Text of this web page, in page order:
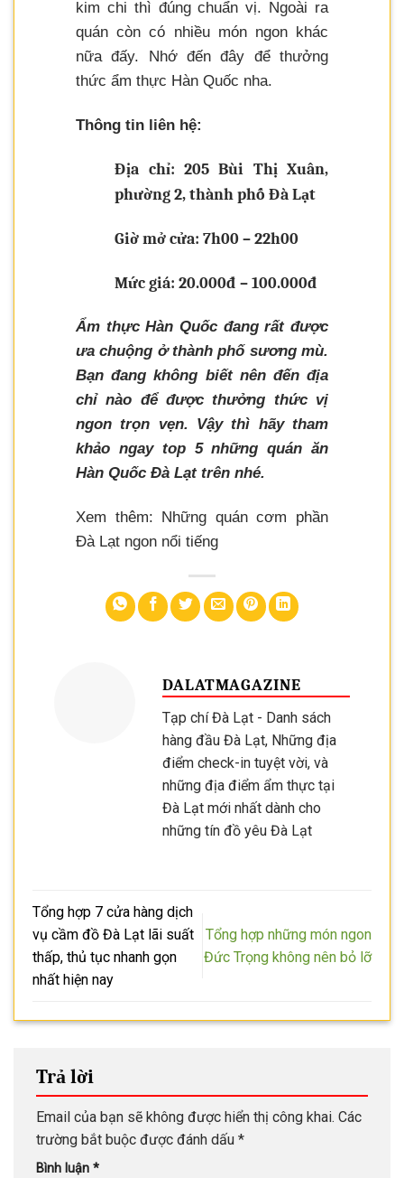
kim chi thì đúng chuẩn vị. Ngoài ra
quán còn có nhiều món ngon khác
nữa đấy. Nhớ đến đây để thưởng
thức ẩm thực Hàn Quốc nha.
Thông tin liên hệ:
Địa chỉ: 205 Bùi Thị Xuân,
phường 2, thành phố Đà Lạt
Giờ mở cửa: 7h00 – 22h00
Mức giá: 20.000đ – 100.000đ
Ẩm thực Hàn Quốc đang rất được
ưa chuộng ở thành phố sương mù.
Bạn đang không biết nên đến địa
chỉ nào để được thưởng thức vị
ngon trọn vẹn. Vậy thì hãy tham
khảo ngay top 5 những quán ăn
Hàn Quốc Đà Lạt trên nhé.
Xem thêm: Những quán cơm phần
Đà Lạt ngon nổi tiếng
DALATMAGAZINE
Tạp chí Đà Lạt - Danh sách
hàng đầu Đà Lạt, Những địa
điểm check-in tuyệt vời, và
những địa điểm ẩm thực tại
Đà Lạt mới nhất dành cho
những tín đồ yêu Đà Lạt
Tổng hợp 7 cửa hàng dịch
vụ cầm đồ Đà Lạt lãi suất
thấp, thủ tục nhanh gọn
nhất hiện nay
Tổng hợp những món ngon
Đức Trọng không nên bỏ lỡ
Trả lời
Email của bạn sẽ không được hiển thị công khai. Các
trường bắt buộc được đánh dấu *
Bình luận *